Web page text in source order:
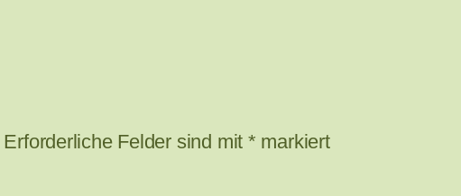
Erforderliche Felder sind mit * markiert